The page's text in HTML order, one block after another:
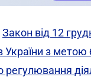
Закон від 12
України з